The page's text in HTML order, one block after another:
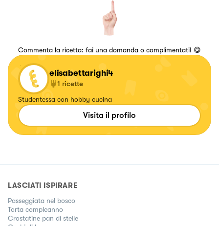
Commenta la ricetta: fai una domanda o complimentati! 😋
elisabettarighi4
1 ricette
Studentessa con hobby cucina
Visita il profilo
LASCIATI ISPIRARE
Passeggiata nel bosco
Torta compleanno
Crostatine pan di stelle